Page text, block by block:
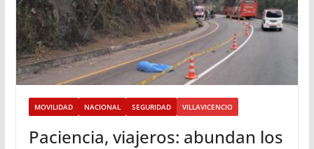
MOVILIDAD NACIONAL SEGURIDAD VILLAVICENCIO
Paciencia, viajeros: abundan los